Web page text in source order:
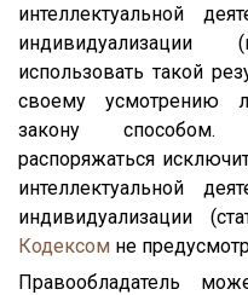
интеллектуальной
индивидуализации
использовать такой
своему усмотрению
закону способом.
распоряжаться
интеллектуальной
индивидуализации
Кодексом не
Правообладатель